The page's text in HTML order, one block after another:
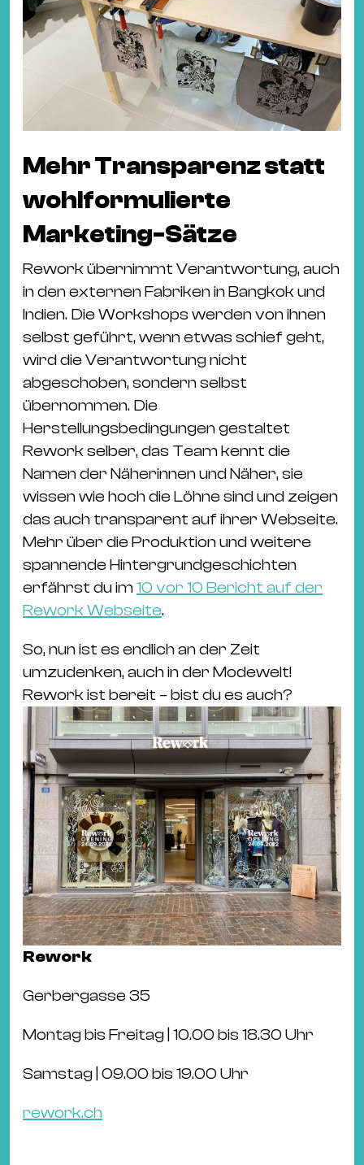
Mehr Transparenz statt
wohlformulierte
Marketing-Sätze
Rework übernimmt Verantwortung, auch
in den externen Fabriken in Bangkok und
Indien. Die Workshops werden von ihnen
selbst geführt, wenn etwas schief geht,
wird die Verantwortung nicht
abgeschoben, sondern selbst
übernommen. Die
Herstellungsbedingungen gestaltet
Rework selber, das Team kennt die
Namen der Näherinnen und Näher, sie
wissen wie hoch die Löhne sind und zeigen
das auch transparent auf ihrer Webseite.
Mehr über die Produktion und weitere
spannende Hintergrundgeschichten
erfährst du im10 vor 10 Bericht auf der
Rework Webseite.
So, nun ist es endlich an der Zeit
umzudenken, auch in der Modewelt!
Rework ist bereit – bist du es auch?
Rework
Gerbergasse 35
Montag bis Freitag | 10.00 bis 18.30 Uhr
Samstag | 09.00 bis 19.00 Uhr
rework.ch